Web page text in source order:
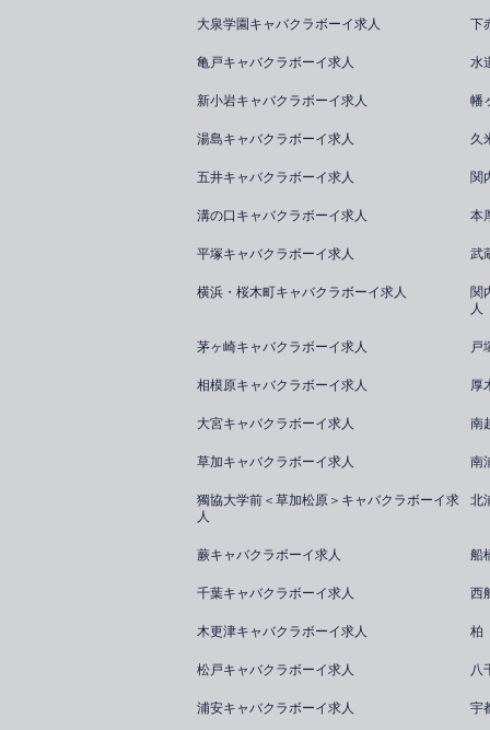
大泉学園キャバクラボーイ求人 下
亀戸キャバクラボーイ求人 水
新小岩キャバクラボーイ求人 幡
湯島キャバクラボーイ求人 久
五井キャバクラボーイ求人 関
溝の口キャバクラボーイ求人 本
平塚キャバクラボーイ求人 武
横浜・桜木町キャバクラボーイ求人
関
人
茅ヶ崎キャバクラボーイ求人 戸
相模原キャバクラボーイ求人 厚
大宮キャバクラボーイ求人 南
草加キャバクラボーイ求人 南
獨協大学前＜草加松原＞キャバクラボーイ求
人
北
蕨キャバクラボーイ求人 船
千葉キャバクラボーイ求人 西
木更津キャバクラボーイ求人 柏
松戸キャバクラボーイ求人 八
浦安キャバクラボーイ求人 宇